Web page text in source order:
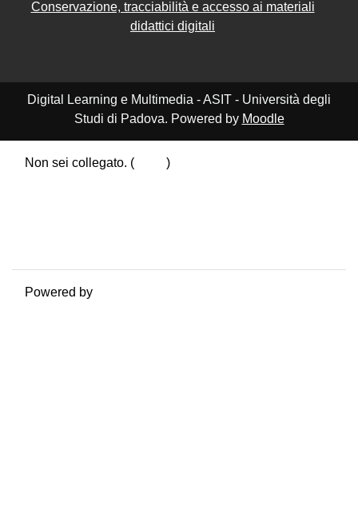
Conservazione, tracciabilità e accesso ai materiali
didattici digitali
Digital Learning e Multimedia - ASIT - Università degli
Studi di Padova. Powered by Moodle
Non sei collegato. (
)
Powered by